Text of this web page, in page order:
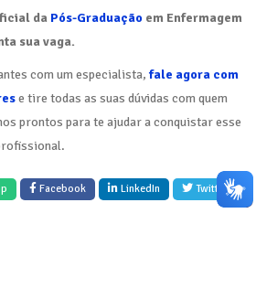
da Pós-Graduação em Enfermagem
sua vaga.
com um especialista, fale agora com
e tire todas as suas dúvidas com quem
prontos para te ajudar a conquistar esse
Facebook LinkedIn Twitter